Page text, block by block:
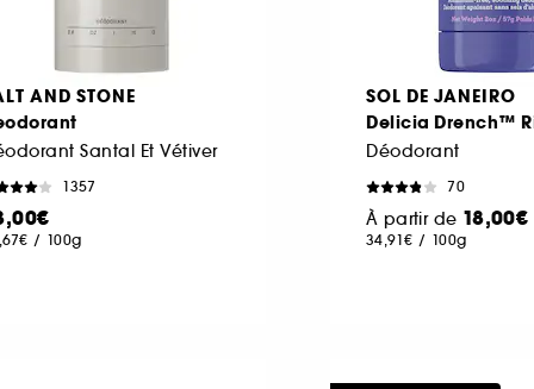
AND STONE
Santal Et Vétiver
1357
/ 100g
SOL DE JANEIRO
Delicia Drench™
Déodorant
70
À partir de 18,00€
34,91€ / 100g